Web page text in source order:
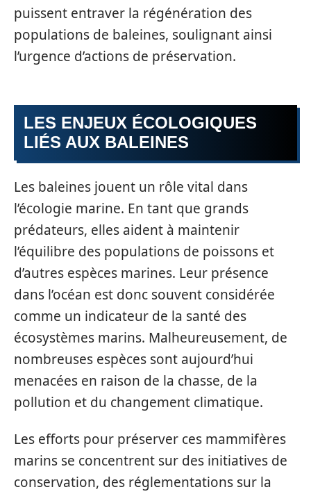
puissent entraver la régénération des
populations de baleines, soulignant ainsi
l’urgence d’actions de préservation.
LES ENJEUX ÉCOLOGIQUES
LIÉS AUX BALEINES
Les baleines jouent un rôle vital dans
l’écologie marine. En tant que grands
prédateurs, elles aident à maintenir
l’équilibre des populations de poissons et
d’autres espèces marines. Leur présence
dans l’océan est donc souvent considérée
comme un indicateur de la santé des
écosystèmes marins. Malheureusement, de
nombreuses espèces sont aujourd’hui
menacées en raison de la chasse, de la
pollution et du changement climatique.
Les efforts pour préserver ces mammifères
marins se concentrent sur des initiatives de
conservation, des réglementations sur la